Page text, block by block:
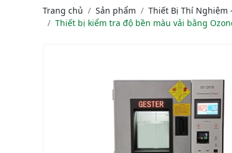
Trang chủ Sản phẩm Thiết Bị Thí Nghiệm
Thiết bị kiểm tra độ bền màu vải bằng